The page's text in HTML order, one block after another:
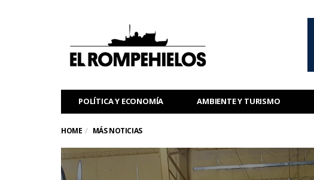
POLÍTICA Y ECONOMÍA AMBIENTE Y TURISMO
HOME MÁS NOTICIAS